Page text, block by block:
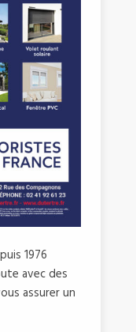
1976
avec des
assurer un